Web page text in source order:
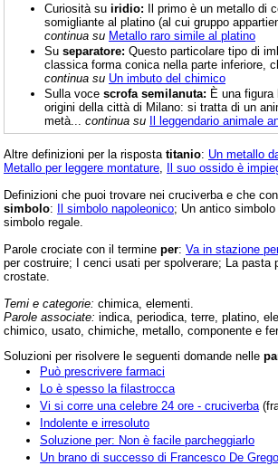
Curiosità su iridio: Il primo è un metallo di
somigliante al platino (al cui gruppo
continua su Metallo raro simile al platino
Su separatore: Questo particolare tipo di
classica forma conica nella parte inferiore,
continua su Un imbuto del chimico
Sulla voce scrofa semilanuta: È una figura
origini della città di Milano: si tratta di un
metà... continua su Il leggendario animale
Altre definizioni per la risposta titanio: Un metallo
Metallo per leggere montature Il suo ossido è
Definizioni che puoi trovare nei cruciverba e che
simbolo: Il simbolo napoleonico; Un antico
simbolo regale.
Parole crociate con il termine per: Va in stazione
per costruire; I cenci usati per spolverare; La pasta
crostate.
Temi e categorie: chimica, elementi.
Parole associate: indica, periodica, terre, platino,
chimico, usato, chimiche, metallo, componente e
Soluzioni per risolvere le seguenti domande nelle
Può prescrivere farmaci
Lo è spesso la filastrocca
Vi si corre una celebre 24 ore - cruciverba
Indolente e irresoluto
Soluzione per: Non è facile parcheggiarlo
Un brano di successo di Francesco De